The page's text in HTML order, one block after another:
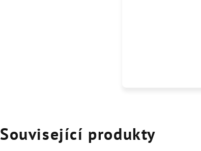
Související produkty